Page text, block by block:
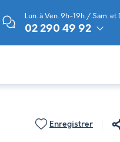
Lun. à Ven. 9h-19h / Sam. et
02 290 49 92
Enregistrer